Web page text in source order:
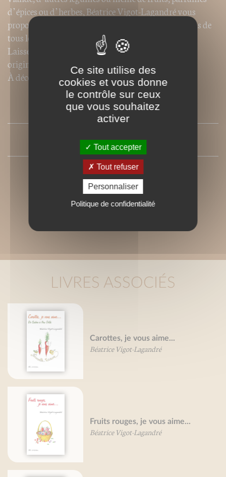
d’épices ou d’herbes, Béatrice Vigot-Lagandré vous
propose des dizaines d’idées nouvelles pour vos repas de
tous les jours ou vos dîners entre amis.
Laissez-vous séduire par ces recettes classiques ou
originales, toujours savoureuses et faciles à réaliser.
À découvrir sans tarder pour redécouvrir les choux !
SOMMAIRE
PRESSE
LIVRES ASSOCIÉS
Carottes, je vous aime...
Béatrice Vigot-Lagandré
Fruits rouges, je vous aime...
Béatrice Vigot-Lagandré
Ce site utilise des
cookies et vous donne
le contrôle sur ceux
que vous souhaitez
activer
Tout accepter
Tout refuser
Personnaliser
Politique de confidentialité